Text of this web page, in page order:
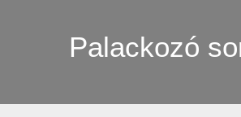
Palackozó